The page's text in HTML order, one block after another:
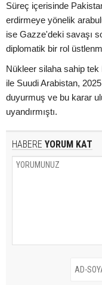
Süreç içerisinde
erdirmeye yönelik
ise Gazze'deki savaşı
diplomatik bir rol
Nükleer silaha sahip
ile Suudi Arabistan,
duyurmuş ve bu karar
uyandırmıştı.
HABERE YORUM KAT